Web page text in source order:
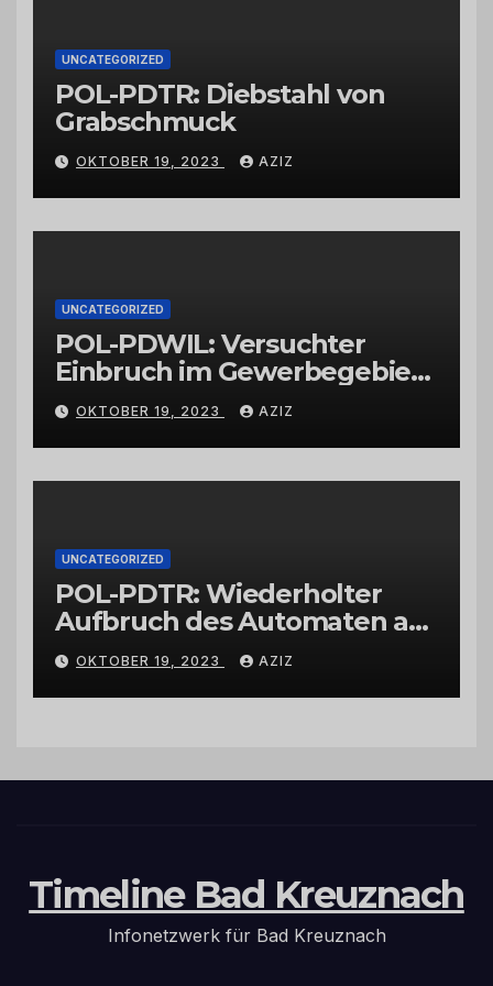
UNCATEGORIZED
POL-PDTR: Diebstahl von
Grabschmuck
OKTOBER 19, 2023 AZIZ
UNCATEGORIZED
POL-PDWIL: Versuchter
Einbruch im Gewerbegebiet
Wittlich
OKTOBER 19, 2023 AZIZ
UNCATEGORIZED
POL-PDTR: Wiederholter
Aufbruch des Automaten am
Wohnmobilstellplatz in
Hermeskeil am Labachweg
OKTOBER 19, 2023 AZIZ
Timeline Bad Kreuznach
Infonetzwerk für Bad Kreuznach